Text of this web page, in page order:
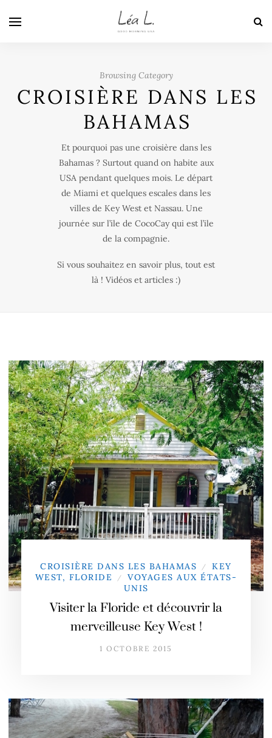
Browsing Category
CROISIÈRE DANS LES
BAHAMAS
Et pourquoi pas une croisière dans les
Bahamas ? Surtout quand on habite aux
USA pendant quelques mois. Le départ
de Miami et quelques escales dans les
villes de Key West et Nassau. Une
journée sur l’ile de CocoCay qui est l’ile
de la compagnie.
Si vous souhaitez en savoir plus, tout est
là ! Vidéos et articles :)
CROISIÈRE DANS LES BAHAMAS /
KEY
WEST, FLORIDE
/
VOYAGES AUX ÉTATS-
UNIS
Visiter la Floride et découvrir la
merveilleuse Key West !
1 OCTOBRE 2015